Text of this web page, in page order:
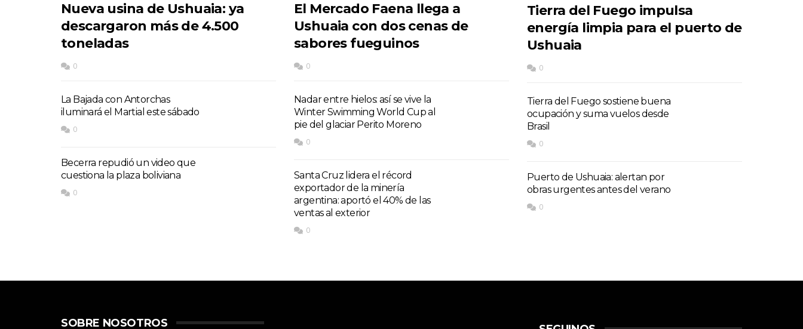
Nueva usina de Ushuaia: ya
descargaron más de 4.500
toneladas
0
La Bajada con Antorchas
iluminará el Martial este sábado
0
Becerra repudió un video que
cuestiona la plaza boliviana
0
El Mercado Faena llega a
Ushuaia con dos cenas de
sabores fueguinos
0
Nadar entre hielos: así se vive la
Winter Swimming World Cup al
pie del glaciar Perito Moreno
0
Santa Cruz lidera el récord
exportador de la minería
argentina: aportó el 40% de las
ventas al exterior
0
Tierra del Fuego impulsa
energía limpia para el puerto de
Ushuaia
0
Tierra del Fuego sostiene buena
ocupación y suma vuelos desde
Brasil
0
Puerto de Ushuaia: alertan por
obras urgentes antes del verano
0
SOBRE NOSOTROS